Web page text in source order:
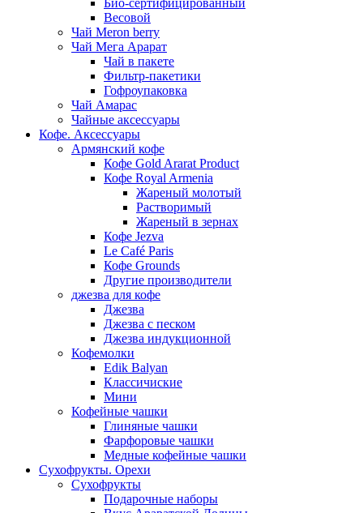
Био-сертифицированный
Весовой
Чай Meron berry
Чай Мега Арарат
Чай в пакете
Фильтр-пакетики
Гофроупаковка
Чай Амарас
Чайные аксессуары
Кофе. Аксессуары
Армянский кофе
Кофе Gold Ararat Product
Кофе Royal Armenia
Жареный молотый
Растворимый
Жареный в зернах
Кофе Jezva
Le Café Paris
Кофе Grounds
Другие производители
джезва для кофе
Джезва
Джезва с песком
Джезва индукционной
Кофемолки
Edik Balyan
Классичиские
Мини
Кофейные чашки
Глиняные чашки
Фарфоровые чашки
Медные кофейные чашки
Сухофрукты. Орехи
Сухофрукты
Подарочные наборы